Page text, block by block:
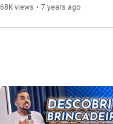
68K views • 7 years ago